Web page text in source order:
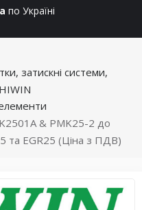
по Україні
затискні системи,
& PMK25-2 до
та EGR25 (Ціна з ПДВ)